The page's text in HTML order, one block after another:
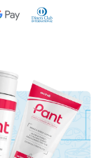
Pay
Diners Club